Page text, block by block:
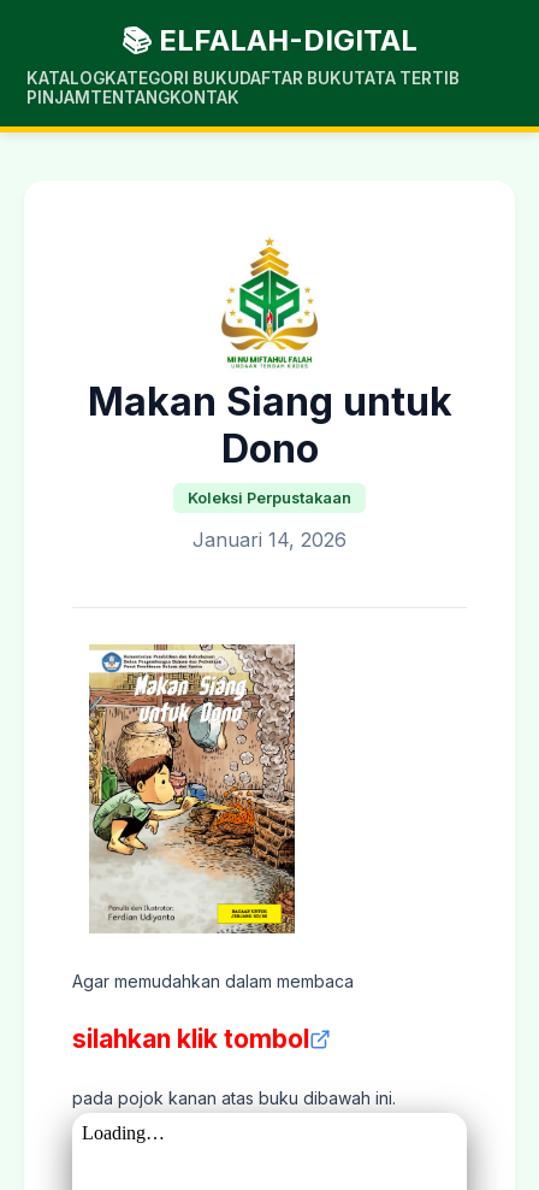
📚 ELFALAH-DIGITAL
KATALOGKATEGORI BUKUDAFTAR BUKUTATA TERTIB
PINJAM TENTANGKONTAK
Makan Siang untuk
Dono
Koleksi Perpustakaan
Januari 14, 2026
Agar memudahkan dalam membaca
silahkan klik tombol
pada pojok kanan atas buku dibawah ini.